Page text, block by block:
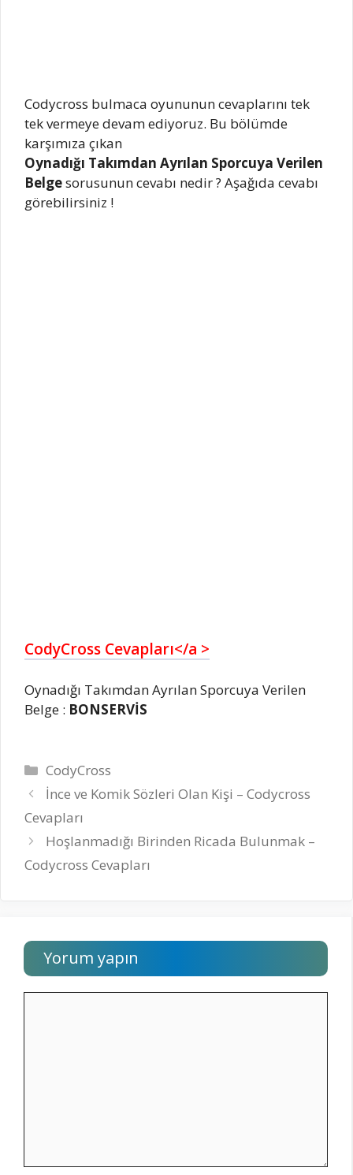
Codycross bulmaca oyununun cevaplarını tek
tek vermeye devam ediyoruz. Bu bölümde
karşımıza çıkan
Oynadığı Takımdan Ayrılan Sporcuya Verilen
Belgesorusunun cevabı nedir ? Aşağıda cevabı
görebilirsiniz !
CodyCross Cevapları</a >
Oynadığı Takımdan Ayrılan Sporcuya Verilen
Belge : BONSERVİS
Kategoriler
CodyCross
İnce ve Komik Sözleri Olan Kişi – Codycross
Cevapları
Hoşlanmadığı Birinden Ricada Bulunmak –
Codycross Cevapları
Yorum yapın